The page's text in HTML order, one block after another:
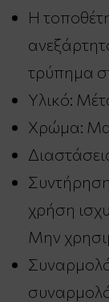
Η
τρύπημα
Υλικό:
Χρώμα:
χρήση
Μην